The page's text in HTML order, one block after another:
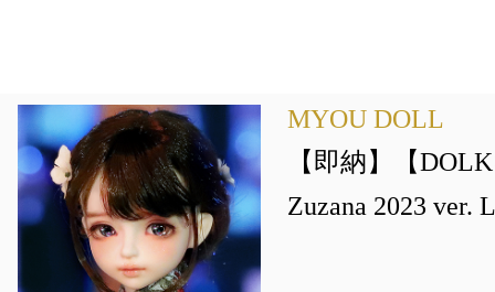
MYOU DOLL
【即納】【
Zuzana 2023 ver.